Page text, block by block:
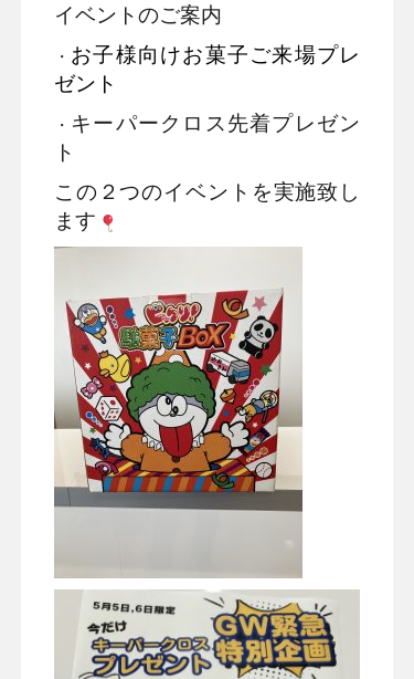
イベントのご案内
・ お子様向けお菓子ご来場プレ
ゼント
・ キーパークロス先着プレゼン
ト
この２つのイベントを実施致し
ます